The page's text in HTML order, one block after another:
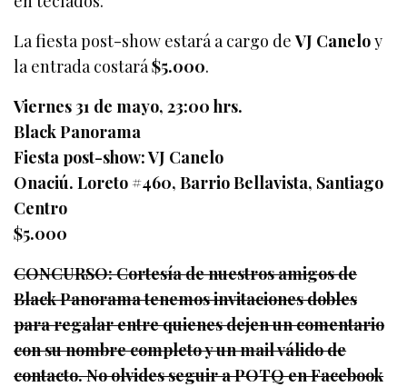
La fiesta post-show estará a cargo deVJ Caneloy
la entrada costará$5.000.
Viernes 31 de mayo, 23:00 hrs.
Black Panorama
Fiesta post-show: VJ Canelo
Onaciú. Loreto #460, Barrio Bellavista, Santiago
Centro
$5.000
CONCURSO: Cortesía de nuestros amigos de
Black Panorama tenemos invitaciones dobles
para regalar entre quienes dejen un comentario
con su nombre completo y un mail válido de
contacto. No olvides seguir a POTQ en Facebook